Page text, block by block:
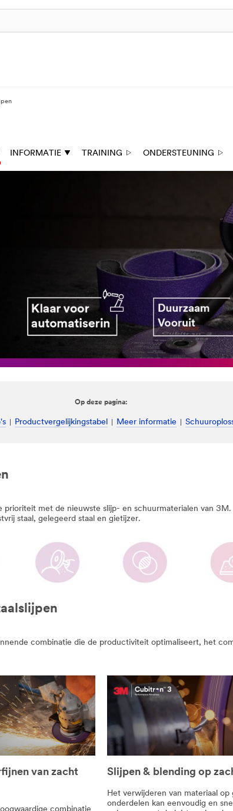
INFORMATIE TRAINING ONDERSTEUNING
Op deze pagina:
Productvergelijkingstabel Meer informatie
met de nieuwste slijp- en schuurmaterialen van
staal, gelegeerd staal en gietijzer.
combinatie die de productiviteit optimaliseert, het
van zacht
Slijpen & blending op
Het verwijderen van materiaal op
onderdelen kan eenvoudig en snel